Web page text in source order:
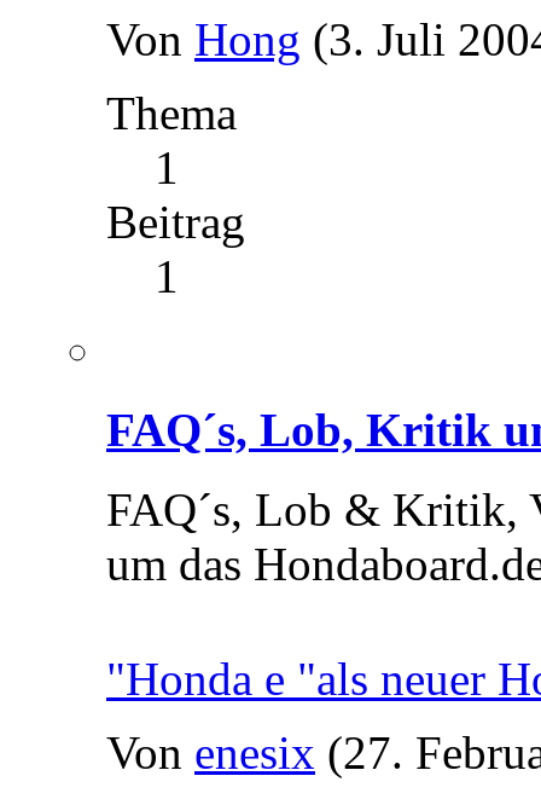
Von Hong (3. Juli
Thema
1
Beitrag
1
FAQ´s, Lob, Kritik
FAQ´s, Lob & Kritik,
um das
"Honda e "als neuer
Von enesix (27.